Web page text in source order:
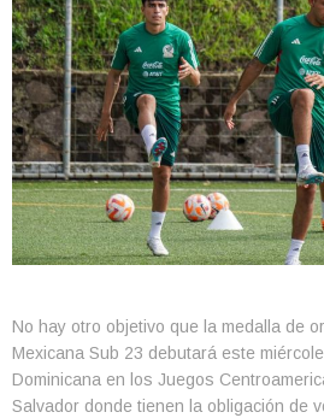
No hay otro objetivo que la medalla de
Mexicana Sub 23 debutará este
Dominicana en los Juegos
Salvador donde tienen la obligación de